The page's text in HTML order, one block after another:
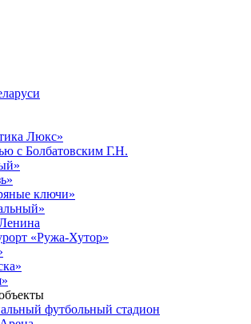
Люкс»
с Болбатовским Г.Н.
ключи»
«Ружа-Хутор»
футбольный стадион